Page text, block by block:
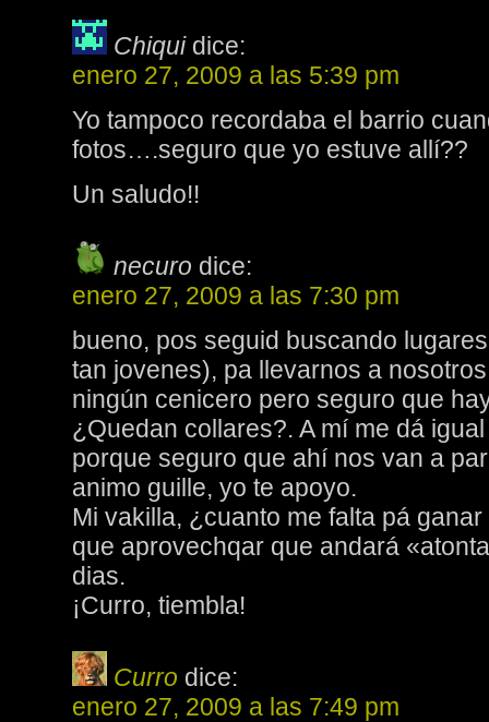
Chiqui dice:
enero 27, 2009 a las 5:39 pm
Yo tampoco recordaba el barrio
fotos….seguro que yo estuve allí??
Un saludo!!
necuro dice:
enero 27, 2009 a las 7:30 pm
bueno, pos seguid buscando
tan jovenes), pa llevarnos a
ningún cenicero pero seguro que
¿Quedan collares?. A mí me dá
porque seguro que ahí nos van a
animo guille, yo te apoyo.
Mi vakilla, ¿cuanto me falta pá
que aprovechqar que andará
dias.
¡Curro, tiembla!
Curro dice:
enero 27, 2009 a las 7:49 pm